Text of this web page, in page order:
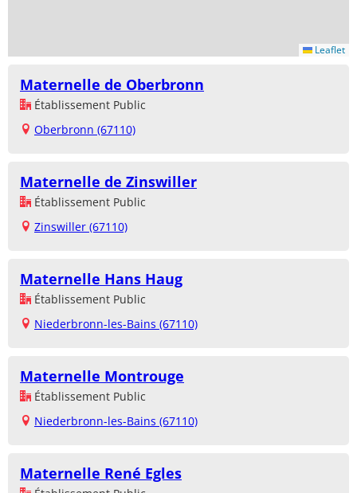
Leaflet
Maternelle de Oberbronn
Établissement Public
Oberbronn (67110)
Maternelle de Zinswiller
Établissement Public
Zinswiller (67110)
Maternelle Hans Haug
Établissement Public
Niederbronn-les-Bains (67110)
Maternelle Montrouge
Établissement Public
Niederbronn-les-Bains (67110)
Maternelle René Egles